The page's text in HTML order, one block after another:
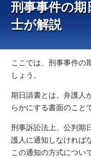
刑事事件の期
士が解説
ここでは、刑事事件の
しょう。
期日請書とは、弁護人
らかにする書面のこと
刑事訴訟法上、公判期
護人に通知しなければ
この通知の方式につい